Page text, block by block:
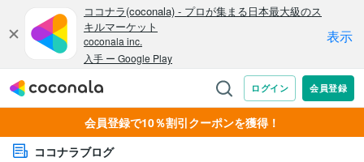
会員登録で10％割引クーポンを獲得！
ココナラブログ